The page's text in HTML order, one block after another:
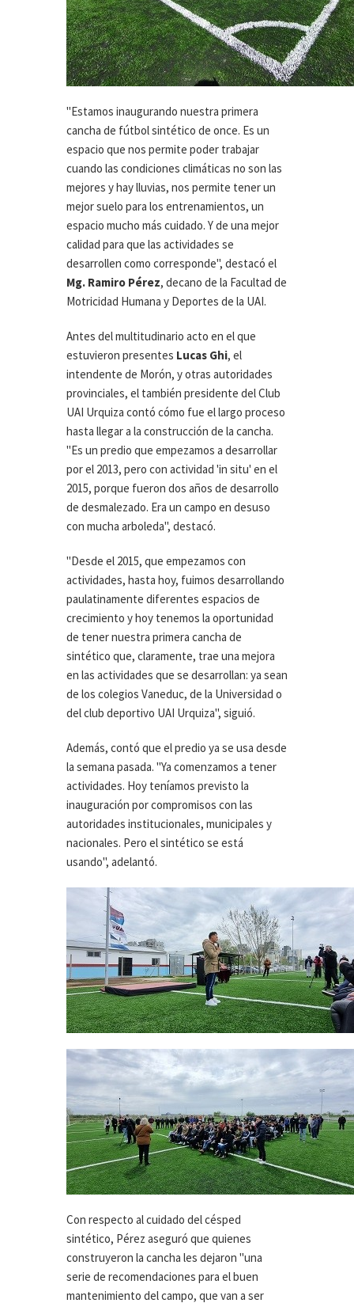
"Estamos inaugurando nuestra primera
cancha de fútbol sintético de once. Es un
espacio que nos permite poder trabajar
cuando las condiciones climáticas no son las
mejores y hay lluvias, nos permite tener un
mejor suelo para los entrenamientos, un
espacio mucho más cuidado. Y de una mejor
calidad para que las actividades se
desarrollen como corresponde", destacó el
Mg. Ramiro Pérez, decano de la Facultad de
Motricidad Humana y Deportes de la UAI.
Antes del multitudinario acto en el que
estuvieron presentes Lucas Ghi, el
intendente de Morón, y otras autoridades
provinciales, el también presidente del Club
UAI Urquiza contó cómo fue el largo proceso
hasta llegar a la construcción de la cancha.
"Es un predio que empezamos a desarrollar
por el 2013, pero con actividad 'in situ' en el
2015, porque fueron dos años de desarrollo
de desmalezado. Era un campo en desuso
con mucha arboleda", destacó.
"Desde el 2015, que empezamos con
actividades, hasta hoy, fuimos desarrollando
paulatinamente diferentes espacios de
crecimiento y hoy tenemos la oportunidad
de tener nuestra primera cancha de
sintético que, claramente, trae una mejora
en las actividades que se desarrollan: ya sean
de los colegios Vaneduc, de la Universidad o
del club deportivo UAI Urquiza", siguió.
Además, contó que el predio ya se usa desde
la semana pasada. "Ya comenzamos a tener
actividades. Hoy teníamos previsto la
inauguración por compromisos con las
autoridades institucionales, municipales y
nacionales. Pero el sintético se está
usando", adelantó.
Con respecto al cuidado del césped
sintético, Pérez aseguró que quienes
construyeron la cancha les dejaron "una
serie de recomendaciones para el buen
mantenimiento del campo, que van a ser